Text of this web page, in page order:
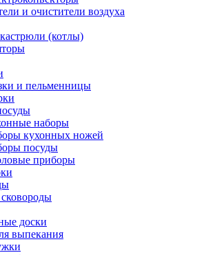
и очистители воздуха
(котлы)
и пельменницы
наборы
кухонных ножей
посуды
приборы
доски
выпекания